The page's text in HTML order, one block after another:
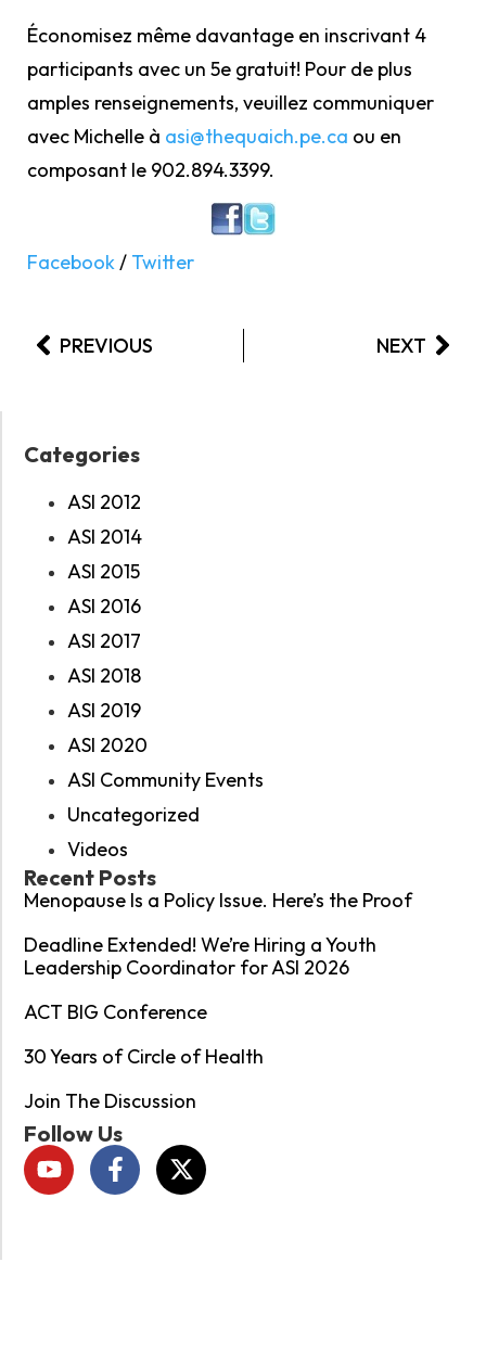
Économisez même davantage en inscrivant 4
participants avec un 5e gratuit! Pour de plus
amples renseignements, veuillez communiquer
avec Michelle à asi@thequaich.pe.ca ou en
composant le 902.894.3399.
Facebook/ Twitter
PREVIOUS NEXT
Categories
ASI 2012
ASI 2014
ASI 2015
ASI 2016
ASI 2017
ASI 2018
ASI 2019
ASI 2020
ASI Community Events
Uncategorized
Videos
Recent Posts
Menopause Is a Policy Issue. Here’s the Proof
Deadline Extended! We’re Hiring a Youth
Leadership Coordinator for ASI 2026
ACT BIG Conference
30 Years of Circle of Health
Join The Discussion
Follow Us